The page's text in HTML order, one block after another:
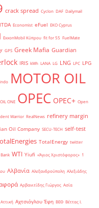
crack spread Cyclon DAF Dailymail
Economist eFuel EKO Cyprus
ExxonMobil Κύπρου fit for 55 FuelMate
GPS Greek Mafia Guardian
IRIS kWh LANA LG LNG LPC LPG
MOTOR OIL
OIL ONE OPEC OPEC+ Open
Warrior RealNews refinery margin
Oil Company SECU-TECH self-test
TotalEnergy twitter
WTI Yiufi «Άγιος Χριστόφορος» ΄1
Αλβανία Αλεξανδρούπολη Αλεξιάδης
Αρβανιτίδης Γιώργος Ασία
Αττική Αχτσιόγλου Έφη ΒΕΘ Βέττας Ι.